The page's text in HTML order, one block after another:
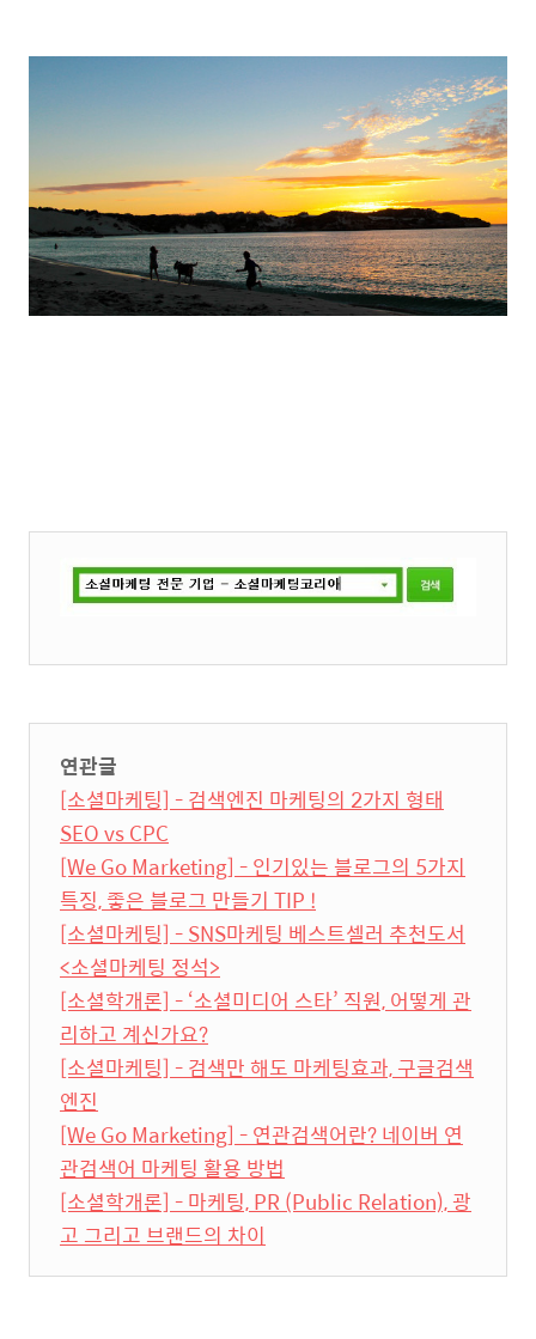
연관글
[소셜마케팅] - 검색엔진 마케팅의 2가지 형태
SEO vs CPC
[We Go Marketing] - 인기있는 블로그의 5가지
특징, 좋은 블로그 만들기 TIP !
[소셜마케팅] - SNS마케팅 베스트셀러 추천도서
<소셜마케팅 정석>
[소셜학개론] - ‘소셜미디어 스타’ 직원, 어떻게 관
리하고 계신가요?
[소셜마케팅] - 검색만 해도 마케팅효과, 구글검색
엔진
[We Go Marketing] - 연관검색어란? 네이버 연
관검색어 마케팅 활용 방법
[소셜학개론] - 마케팅, PR (Public Relation), 광
고 그리고 브랜드의 차이